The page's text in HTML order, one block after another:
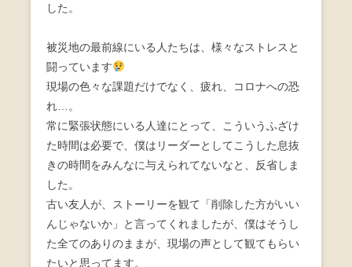
した。
被災地の最前線にいる人たちは、様々なストレスと
闘っています
現場の色々な課題だけでなく、疲れ、コロナへの恐
れ…。
常に緊張状態にいる人達にとって、こういうふざけ
た時間は必要で、僕はリーダーとしてこうした息抜
きの時間をみんなに与えられてないなと、反省しま
した。
古い友人が、ストーリーを観て「削除した方がいい
んじゃないか」と言ってくれましたが、僕はそうし
た全てのありのままが、現場の声として観てもらい
たいと思ってます。